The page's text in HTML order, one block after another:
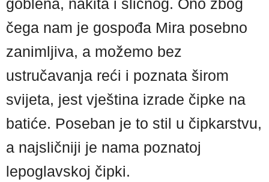
goblena, nakita i sličnog. Ono zbog
čega nam je gospođa Mira posebno
zanimljiva, a možemo bez
ustručavanja reći i poznata širom
svijeta, jest vještina izrade čipke na
batiće. Poseban je to stil u čipkarstvu,
a najsličniji je nama poznatoj
lepoglavskoj čipki.